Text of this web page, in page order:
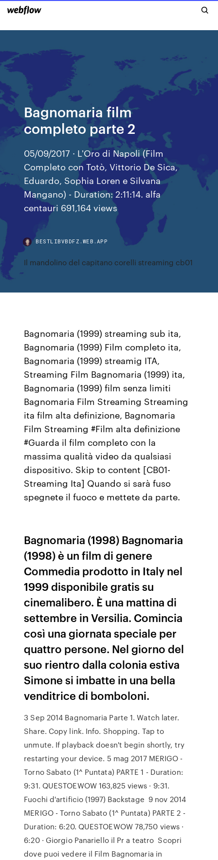
Bagnomaria film
completo parte 2
05/09/2017 · L'Oro di Napoli (Film
Completo con Totò, Vittorio De Sica,
Eduardo, Sophia Loren e Silvana
Mangano) - Duration: 2:11:14. alfa
centauri 691,164 views
BESTLIBVBDFZ.WEB.APP
Il mandolino del capitano corelli streaming cb01
Bagnomaria (1999) streaming sub ita,
Bagnomaria (1999) Film completo ita,
Bagnomaria (1999) streamig ITA,
Streaming Film Bagnomaria (1999) ita,
Bagnomaria (1999) film senza limiti
Bagnomaria Film Streaming Streaming
ita film alta definizione, Bagnomaria
Film Streaming #Film alta definizione
#Guarda il film completo con la
massima qualità video da qualsiasi
dispositivo. Skip to content [CB01-
Streaming Ita] Quando si sarà fuso
spegnete il fuoco e mettete da parte.
Bagnomaria (1998) Bagnomaria
(1998) è un film di genere
Commedia prodotto in Italy nel
1999 disponibile gratis su
cinemalibero. È una mattina di
settembre in Versilia. Comincia
così una giornata speciale per
quattro persone. Nel giorno del
suo rientro dalla colonia estiva
Simone si imbatte in una bella
venditrice di bomboloni.
3 Sep 2014 Bagnomaria Parte 1. Watch later.
Share. Copy link. Info. Shopping. Tap to
unmute. If playback doesn't begin shortly, try
restarting your device. 5 mag 2017 MERIGO -
Torno Sabato (1^ Puntata) PARTE 1 - Duration:
9:31. QUESTOEWOW 163,825 views · 9:31.
Fuochi d'artificio (1997) Backstage 9 nov 2014
MERIGO - Torno Sabato (1^ Puntata) PARTE 2 -
Duration: 6:20. QUESTOEWOW 78,750 views ·
6:20 · Giorgio Panariello il Pr a teatro Scopri
dove puoi vedere il Film Bagnomaria in